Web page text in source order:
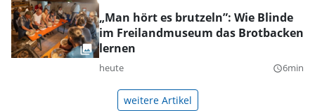
„Man hört es brutzeln”: Wie Blinde
im Freilandmuseum das Brotbacken
lernen
heute query_builder6min
weitere Artikel